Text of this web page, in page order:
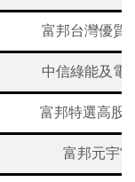
富邦台灣優質
中信綠能及電
富邦特選高股
富邦元宇宙